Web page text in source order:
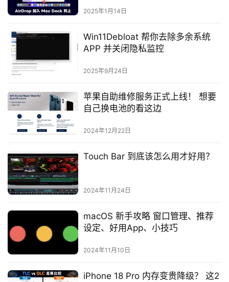
2025年1月14日
Win11Debloat 帮你去除多余系统
APP 并关闭隐私监控
2025年9月24日
苹果自助维修服务正式上线！ 想要
自己换电池的看这边
2024年12月22日
Touch Bar 到底该怎么用才好用？
2024年11月24日
macOS 新手攻略 窗口管理、推荐
设定、好用App、小技巧
2024年11月10日
iPhone 18 Pro 内存变贵降级？ 这2